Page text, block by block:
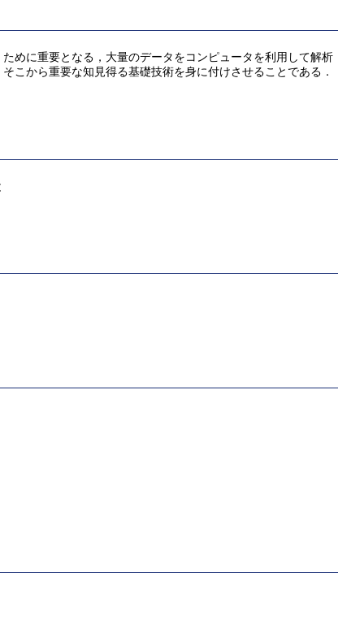
めに重要となる，大量のデータをコンピュータを利用して解析
こから重要な知見得る基礎技術を身に付けさせることである．